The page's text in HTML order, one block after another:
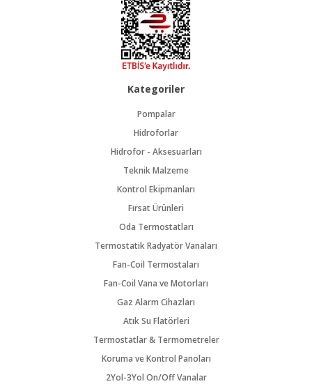
Kategoriler
Pompalar
Hidroforlar
Hidrofor - Aksesuarları
Teknik Malzeme
Kontrol Ekipmanları
Fırsat Ürünleri
Oda Termostatları
Termostatik Radyatör Vanaları
Fan-Coil Termostaları
Fan-Coil Vana ve Motorları
Gaz Alarm Cihazları
Atık Su Flatörleri
Termostatlar & Termometreler
Koruma ve Kontrol Panoları
2Yol-3Yol On/Off Vanalar